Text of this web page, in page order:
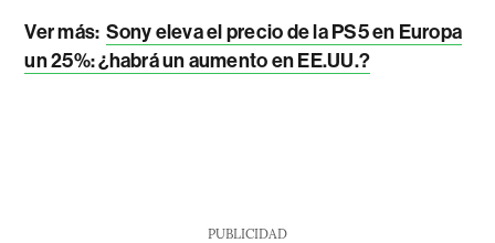
Ver más: Sony eleva el precio de la PS5 en Europa
un 25%: ¿habrá un aumento en EE.UU.?
PUBLICIDAD